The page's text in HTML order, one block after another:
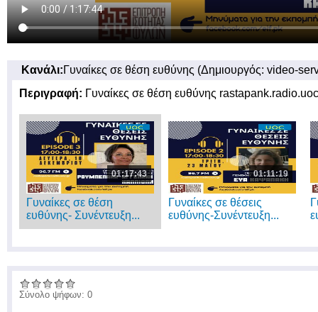
Κανάλι:Γυναίκες σε θέση ευθύνης (Δημιουργός: video-
Περιγραφή: Γυναίκες σε θέση ευθύνης
Γυναίκες σε θέση
ευθύνης- Συνέντευξη...
01:17:43
Γυναίκες σε θέσεις
ευθύνης-Συνέντευξη...
01:11:19
Σύνολο ψήφων: 0